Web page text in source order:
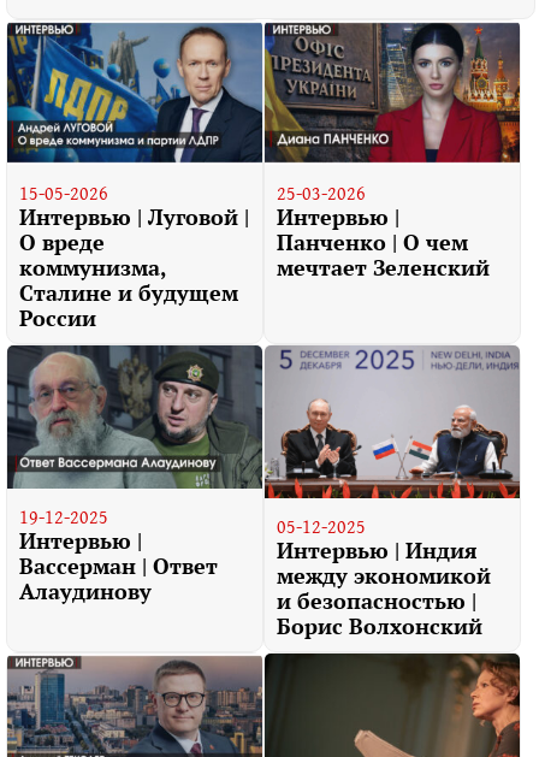
15-05-2026
Интервью | Луговой |
О вреде
коммунизма,
Сталине и будущем
России
25-03-2026
Интервью |
Панченко | О чем
мечтает Зеленский
19-12-2025
Интервью |
Вассерман | Ответ
Алаудинову
05-12-2025
Интервью | Индия
между экономикой
и безопасностью |
Борис Волхонский